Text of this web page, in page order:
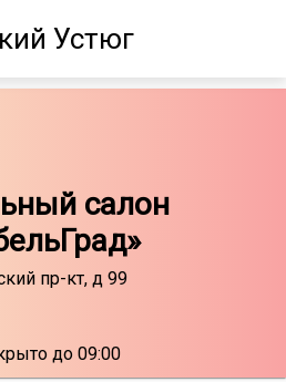
Устюг
салон
пр-кт, д 99
до 09:00